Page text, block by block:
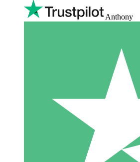
Anthony